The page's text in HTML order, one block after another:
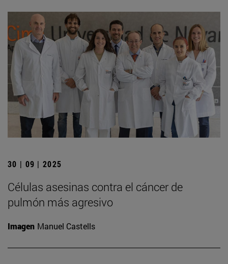
30 | 09 | 2025
Células asesinas contra el cáncer de
pulmón más agresivo
Imagen Manuel Castells